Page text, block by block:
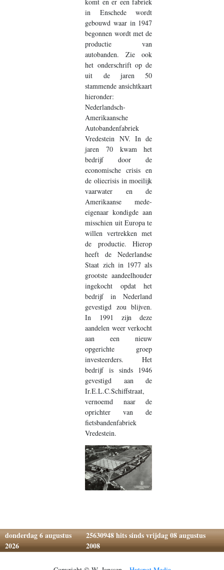
komt en er een fabriek
in Enschede wordt
gebouwd waar in 1947
begonnen wordt met de
productie van
autobanden. Zie ook
het onderschrift op de
uit de jaren 50
stammende ansichtkaart
hieronder:
Nederlandsch-
Amerikaansche
Autobandenfabriek
Vredestein NV. In de
jaren 70 kwam het
bedrijf door de
economische crisis en
de oliecrisis in moeilijk
vaarwater en de
Amerikaanse mede-
eigenaar kondigde aan
misschien uit Europa te
willen vertrekken met
de productie. Hierop
heeft de Nederlandse
Staat zich in 1977 als
grootste aandeelhouder
ingekocht opdat het
bedrijf in Nederland
gevestigd zou blijven.
In 1991 zijn deze
aandelen weer verkocht
aan een nieuw
opgerichte groep
investeerders. Het
bedrijf is sinds 1946
gevestigd aan de
Ir.E.L.C.Schiffstraat,
vernoemd naar de
oprichter van de
fietsbandenfabriek
Vredestein.
donderdag 6 augustus
2026
25630948hits sinds vrijdag 08 augustus
2008